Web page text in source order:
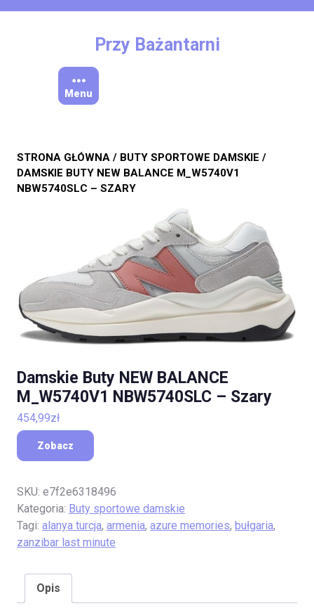
Przy Bażantarni
Menu
STRONA GŁÓWNA / BUTY SPORTOWE DAMSKIE /
DAMSKIE BUTY NEW BALANCE M_W5740V1
NBW5740SLC – SZARY
Damskie Buty NEW BALANCE
M_W5740V1 NBW5740SLC – Szary
454,99zł
Zobacz
SKU: e7f2e6318496
Kategoria: Buty sportowe damskie
Tagi: alanya turcja, armenia, azure memories, bułgaria,
zanzibar last minute
Opis